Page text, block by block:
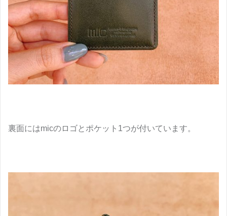
裏面にはmicのロゴとポケット1つが付いています。